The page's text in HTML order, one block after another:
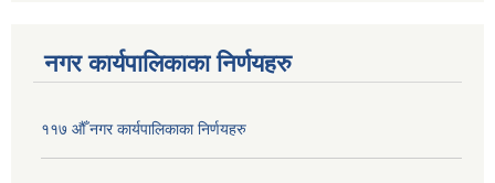
नगर कार्यपालिकाका निर्णयहरु
११७ औँ नगर कार्यपालिकाका निर्णयहरु